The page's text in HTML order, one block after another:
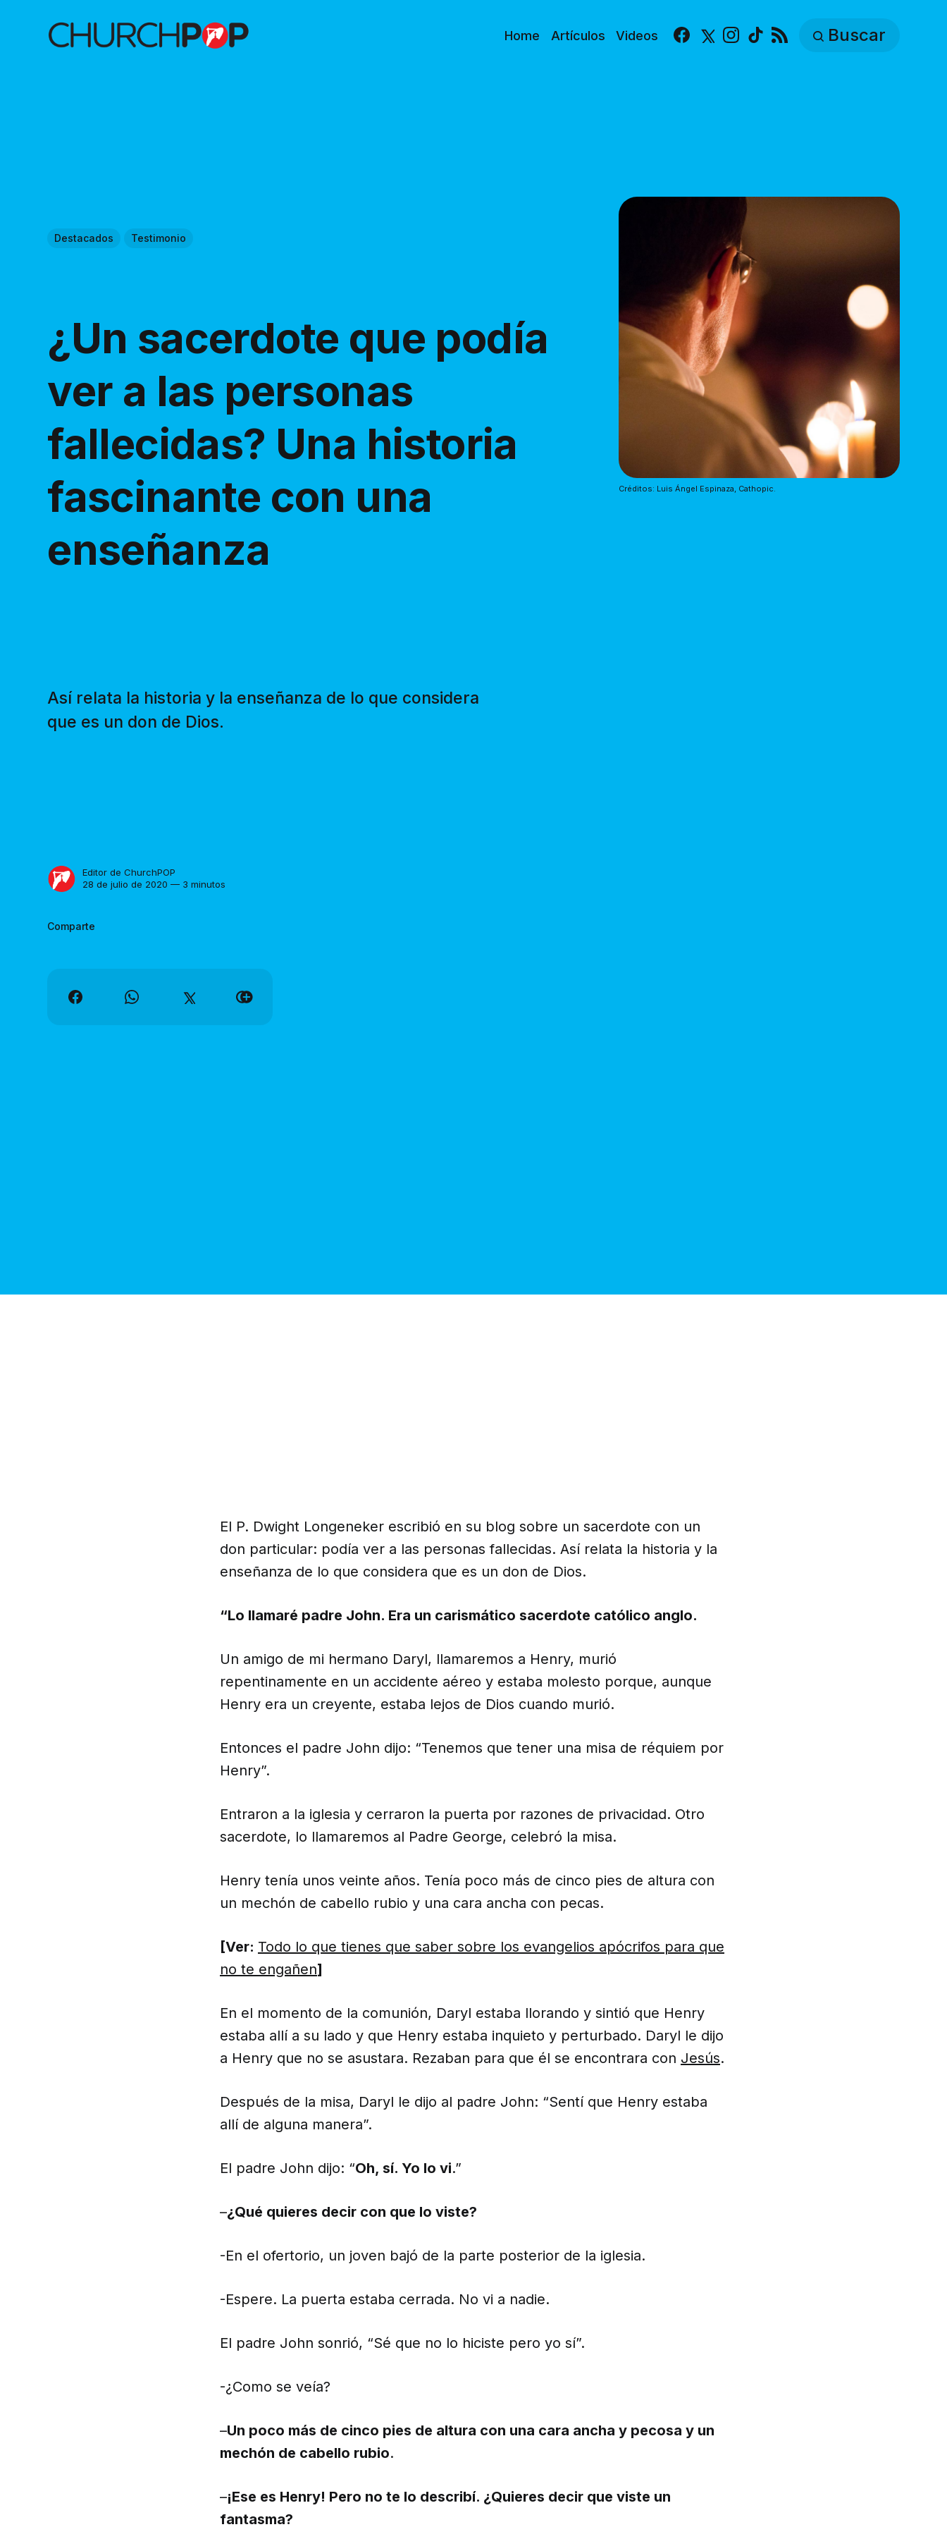
Home Artículos Videos Facebook
X Instagram
TikTok Buscar
Destacados Testimonio
¿Un sacerdote que podía
ver a las personas
fallecidas? Una historia
fascinante con una
enseñanza
Así relata la historia y la enseñanza de lo que considera
que es un don de Dios.
Editor de ChurchPOP
28 de julio de 2020 — 3 minutos
Comparte
Créditos: Luis Ángel Espinaza, Cathopic.
El P. Dwight Longeneker escribió en su blog sobre un sacerdote con un
don particular: podía ver a las personas fallecidas. Así relata la historia y la
enseñanza de lo que considera que es un don de Dios.
“Lo llamaré padre John. Era un carismático sacerdote católico anglo.
Un amigo de mi hermano Daryl, llamaremos a Henry, murió
repentinamente en un accidente aéreo y estaba molesto porque, aunque
Henry era un creyente, estaba lejos de Dios cuando murió.
Entonces el padre John dijo: “Tenemos que tener una misa de réquiem por
Henry”.
Entraron a la iglesia y cerraron la puerta por razones de privacidad. Otro
sacerdote, lo llamaremos al Padre George, celebró la misa.
Henry tenía unos veinte años. Tenía poco más de cinco pies de altura con
un mechón de cabello rubio y una cara ancha con pecas.
[Ver: Todo lo que tienes que saber sobre los evangelios apócrifos para que
no te engañen]
En el momento de la comunión, Daryl estaba llorando y sintió que Henry
estaba allí a su lado y que Henry estaba inquieto y perturbado. Daryl le dijo
a Henry que no se asustara. Rezaban para que él se encontrara con Jesús.
Después de la misa, Daryl le dijo al padre John: “Sentí que Henry estaba
allí de alguna manera”.
El padre John dijo: “Oh, sí. Yo lo vi.”
–¿Qué quieres decir con que lo viste?
-En el ofertorio, un joven bajó de la parte posterior de la iglesia.
-Espere. La puerta estaba cerrada. No vi a nadie.
El padre John sonrió, “Sé que no lo hiciste pero yo sí”.
-¿Como se veía?
–Un poco más de cinco pies de altura con una cara ancha y pecosa y un
mechón de cabello rubio.
–¡Ese es Henry! Pero no te lo describí. ¿Quieres decir que viste un
fantasma?